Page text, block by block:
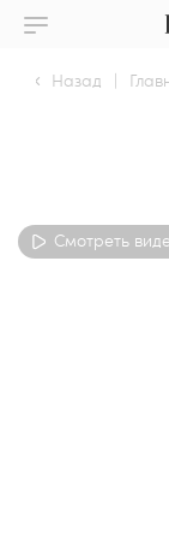
Назад |
Смотреть